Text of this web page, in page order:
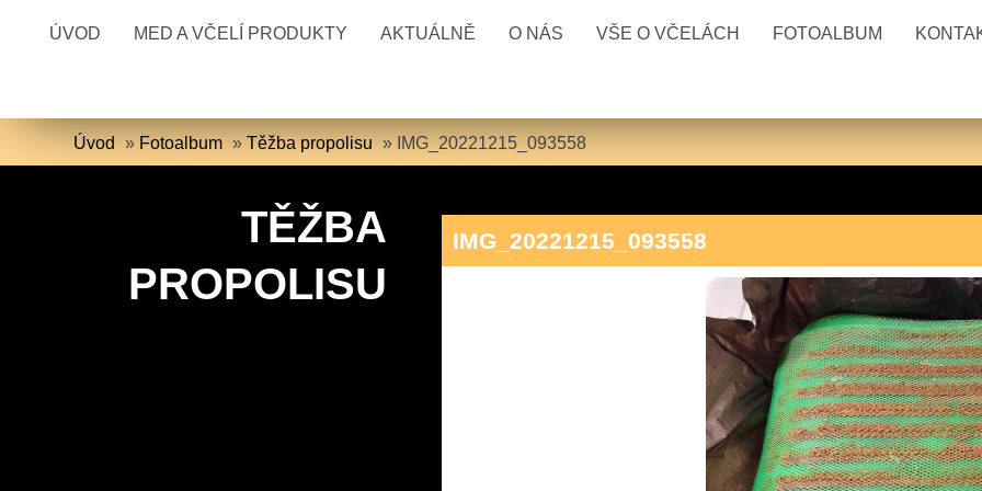
ÚVOD MED A VČELÍ PRODUKTY AKTUÁLNĚ O NÁS VŠE O VČELÁCH FOTOALBUM
Úvod » Fotoalbum »Těžba propolisu » IMG_20221215_093558
TĚŽBA
PROPOLISU
IMG_20221215_093558